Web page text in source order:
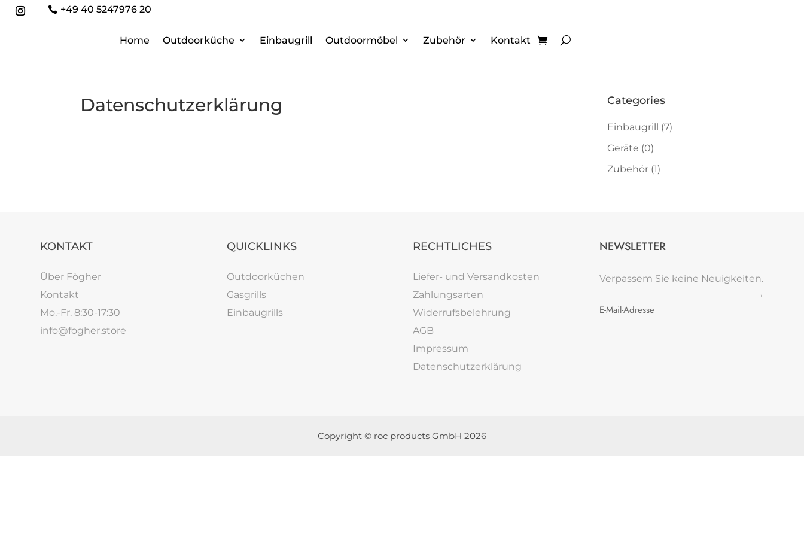
 +49 40 5247976 20
Home Outdoorküche Einbaugrill Outdoormöbel Zubehör Kontakt
Datenschutzerklärung Categories
Einbaugrill (7)
Geräte (0)
Zubehör (1)
KONTAKT
Über Fògher
Kontakt
Mo.-Fr. 8:30-17:30
info@fogher.store
QUICKLINKS
Outdoorküchen
Gasgrills
Einbaugrills
RECHTLICHES
Liefer- und Versandkosten
Zahlungsarten
Widerrufsbelehrung
AGB
Impressum
Datenschutzerklärung
NEWSLETTER
Verpassem Sie keine Neuigkeiten.
→
Copyright © roc products GmbH 2026